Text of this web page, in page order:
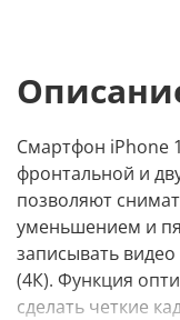
Смартфон iPhone
фронтальной и
позволяют
уменьшением и
записывать
(4К). Функция
сделать четкие